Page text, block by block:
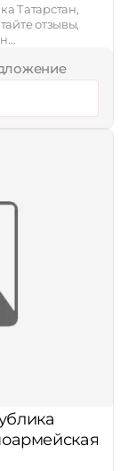
Татарстан,
отзывы,